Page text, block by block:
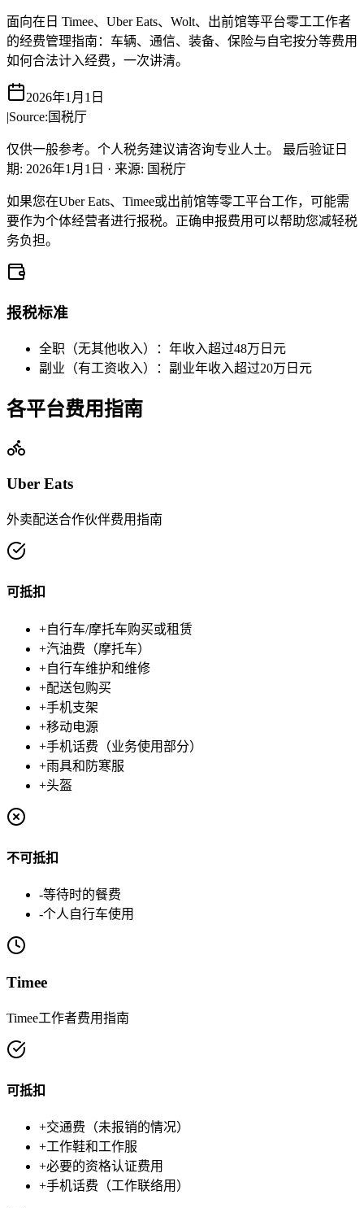
面向在日 Timee、Uber Eats、Wolt、出前馆等平台零工工作者
的经费管理指南：车辆、通信、装备、保险与自宅按分等费用
如何合法计入经费，一次讲清。
2026年1月1日
|Source: 国税厅
仅供一般参考。个人税务建议请咨询专业人士。
最后验证日
期: 2026年1月1日 · 来源: 国税庁
如果您在Uber Eats、Timee或出前馆等零工平台工作，可能需
要作为个体经营者进行报税。正确申报费用可以帮助您减轻税
务负担。
报税标准
全职（无其他收入）：年收入超过48万日元
副业（有工资收入）：副业年收入超过20万日元
各平台费用指南
Uber Eats
外卖配送合作伙伴费用指南
可抵扣
+自行车/摩托车购买或租赁
+汽油费（摩托车）
+自行车维护和维修
+配送包购买
+手机支架
+移动电源
+手机话费（业务使用部分）
+雨具和防寒服
+头盔
不可抵扣
-等待时的餐费
-个人自行车使用
Timee
Timee工作者费用指南
可抵扣
+交通费（未报销的情况）
+工作鞋和工作服
+必要的资格认证费用
+手机话费（工作联络用）